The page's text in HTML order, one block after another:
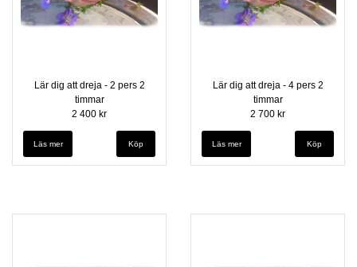
Lär dig att dreja - 2 pers 2
timmar
2 400 kr
Läs mer
Lär dig att dreja - 4 pers 2
timmar
2 700 kr
Läs mer